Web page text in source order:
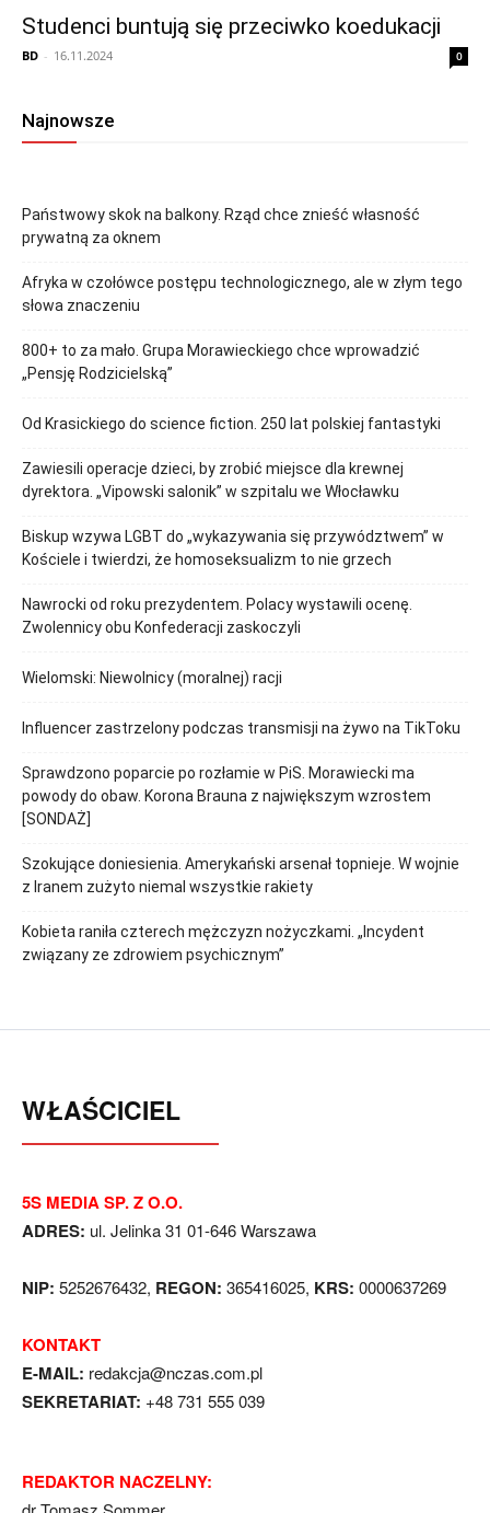
Studenci buntują się przeciwko koedukacji
BD - 16.11.2024 0
Najnowsze
Państwowy skok na balkony. Rząd chce znieść własność
prywatną za oknem
Afryka w czołówce postępu technologicznego, ale w złym tego
słowa znaczeniu
800+ to za mało. Grupa Morawieckiego chce wprowadzić
„Pensję Rodzicielską”
Od Krasickiego do science fiction. 250 lat polskiej fantastyki
Zawiesili operacje dzieci, by zrobić miejsce dla krewnej
dyrektora. „Vipowski salonik” w szpitalu we Włocławku
Biskup wzywa LGBT do „wykazywania się przywództwem” w
Kościele i twierdzi, że homoseksualizm to nie grzech
Nawrocki od roku prezydentem. Polacy wystawili ocenę.
Zwolennicy obu Konfederacji zaskoczyli
Wielomski: Niewolnicy (moralnej) racji
Influencer zastrzelony podczas transmisji na żywo na TikToku
Sprawdzono poparcie po rozłamie w PiS. Morawiecki ma
powody do obaw. Korona Brauna z największym wzrostem
[SONDAŻ]
Szokujące doniesienia. Amerykański arsenał topnieje. W wojnie
z Iranem zużyto niemal wszystkie rakiety
Kobieta raniła czterech mężczyzn nożyczkami. „Incydent
związany ze zdrowiem psychicznym”
WŁAŚCICIEL
5S MEDIA SP. Z O.O.
ADRES: ul. Jelinka 31 01-646 Warszawa
NIP: 5252676432, REGON: 365416025, KRS: 0000637269
KONTAKT
E-MAIL: redakcja@nczas.com.pl
SEKRETARIAT: +48 731 555 039
REDAKTOR NACZELNY: